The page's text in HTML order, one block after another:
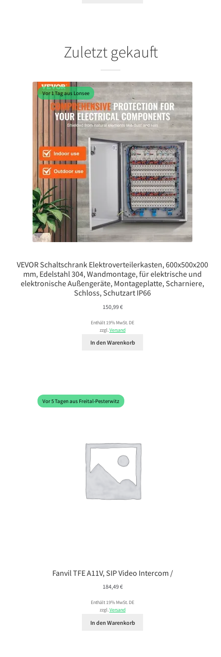
Zuletzt gekauft
Vor 1 Tag aus Lonsee
VEVOR Schaltschrank Elektroverteilerkasten, 600x500x200
mm, Edelstahl 304, Wandmontage, für elektrische und
elektronische Außengeräte, Montageplatte, Scharniere,
Schloss, Schutzart IP66
150,99€
Enthält 19% MwSt. DE
zzgl.Versand
In den Warenkorb
Vor 5 Tagen aus Freital-Pesterwitz
Fanvil TFE A11V, SIP Video Intercom /
184,49€
Enthält 19% MwSt. DE
zzgl.Versand
In den Warenkorb